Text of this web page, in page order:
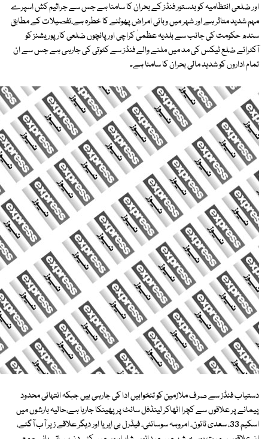
اور ضلعی انتظامیہ کو بدستور فنڈز کے بحران کا سامنا ہے جس سے جراثیم کش اسپرے
مہم شدید متاثر ہے اور شہر میں وبائی امراض پھوٹنے کا خطرہ ہے،تفصیلات کے مطابق
سندھ حکومت کی جانب سے بلدیہ عظمیٰ کراچی اور پانچوں ضلعی کارپوریشنز کو
آکٹرائے ضلع ٹیکس کی مد میں ملنے والے فنڈز سے کٹوتی کی جارہی ہے جس سے ان
تمام اداروں کو شدید مالی بحران کا سامنا ہے۔
دستیاب فنڈز سے صرف ملازمین کو تنخواہیں ادا کی جارہی ہیں جبکہ انتہائی محدود
پیمانے پر علاقوں سے کچرا اٹھاکر لینڈفل سائٹ پر پھینکا جارہا ہے،حالیہ بارشوں میں
اسکیم 33، سعدی ٹائون، امروہہ سوسائٹی، فیڈرل بی ایریا اور دیگر علاقے زیر آب آگئے،